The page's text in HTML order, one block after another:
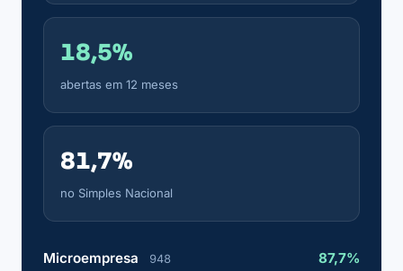
18,5%
abertas em 12 meses
81,7%
no Simples Nacional
Microempresa 948 87,7%